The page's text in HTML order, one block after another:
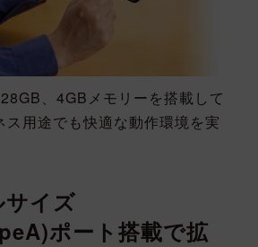
、4GBメモリーを搭載して
ス用途でも快適な動作環境を実
イズ
ポート搭載で拡